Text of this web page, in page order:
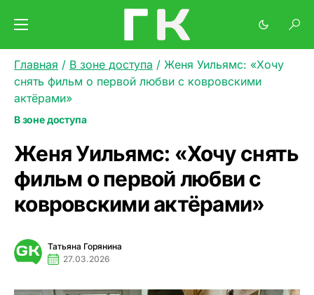
Главная / В зоне доступа / Женя Уильямс: «Хочу
снять фильм о первой любви с ковровскими
актёрами»
В зоне доступа
Женя Уильямс: «Хочу снять
фильм о первой любви с
ковровскими актёрами»
Татьяна Горянина
27.03.2026